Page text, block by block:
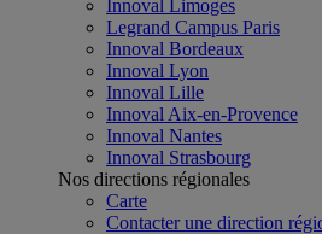
Innoval Limoges
Legrand Campus Paris
Innoval Bordeaux
Innoval Lyon
Innoval Lille
Innoval Aix-en-Provence
Innoval Nantes
Innoval Strasbourg
Nos directions régionales
Carte
Contacter une direction